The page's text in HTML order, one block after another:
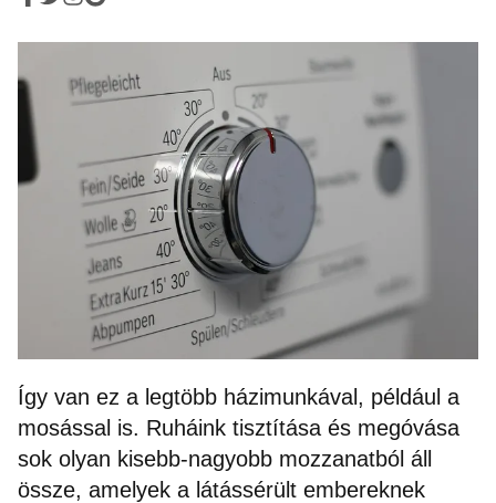
Így van ez a legtöbb házimunkával, például a
mosással is. Ruháink tisztítása és megóvása
sok olyan kisebb-nagyobb mozzanatból áll
össze, amelyek a látássérült embereknek